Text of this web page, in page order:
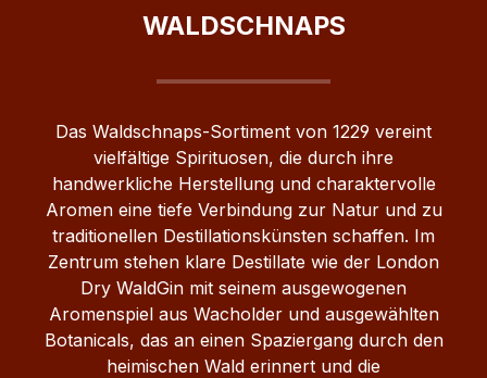
oft von Feldmäusen auf unseren
bekommten wir den Rotfuchs nur in der
WALDSCHNAPS
Das Waldschnaps‑Sortiment von 1229 vereint
vielfältige Spirituosen, die durch ihre
handwerkliche Herstellung und charaktervolle
Aromen eine tiefe Verbindung zur Natur und zu
traditionellen Destillationskünsten schaffen. Im
Zentrum stehen klare Destillate wie der London
Dry WaldGin mit seinem ausgewogenen
Aromenspiel aus Wacholder und ausgewählten
Botanicals, das an einen Spaziergang durch den
heimischen Wald erinnert und die